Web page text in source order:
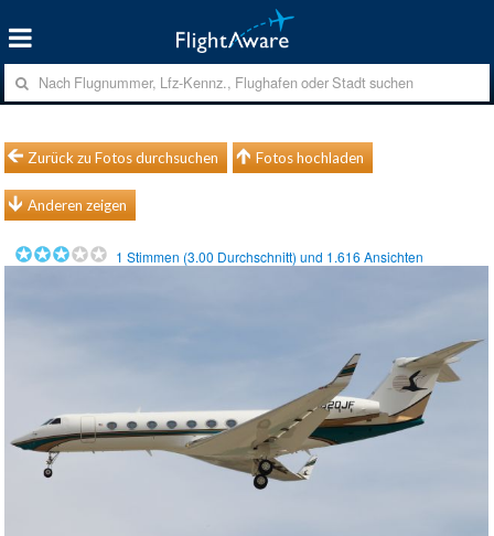
Zurück zu Fotos durchsuchen Fotos hochladen
Anderen zeigen
1 Stimmen (3.00 Durchschnitt) und 1.616 Ansichten